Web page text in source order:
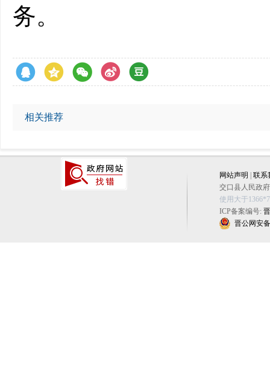
务。
相关推荐
网站声明
联系
交口县人民政
使用大于
ICP备案编号:
晋公网安